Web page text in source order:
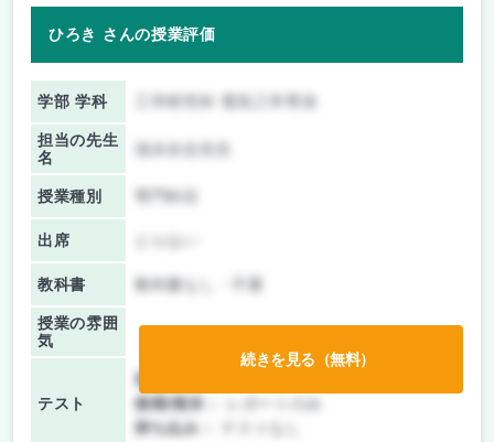
ひろき さんの授業評価
学部 学科
担当の先生
名
授業種別
出席
教科書 教科書なし・不要
授業の雰囲
気
テスト
前期/中間：
後期/期末：
持ち込み：
続きを見る（無料）